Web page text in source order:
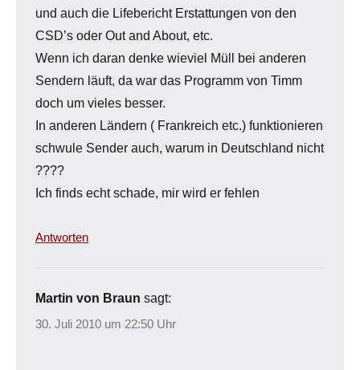
und auch die Lifebericht Erstattungen von den
CSD’s oder Out and About, etc.
Wenn ich daran denke wieviel Müll bei anderen
Sendern läuft, da war das Programm von Timm
doch um vieles besser.
In anderen Ländern ( Frankreich etc.) funktionieren
schwule Sender auch, warum in Deutschland nicht
????
Ich finds echt schade, mir wird er fehlen
Antworten
Martin von Braun sagt:
30. Juli 2010 um 22:50 Uhr